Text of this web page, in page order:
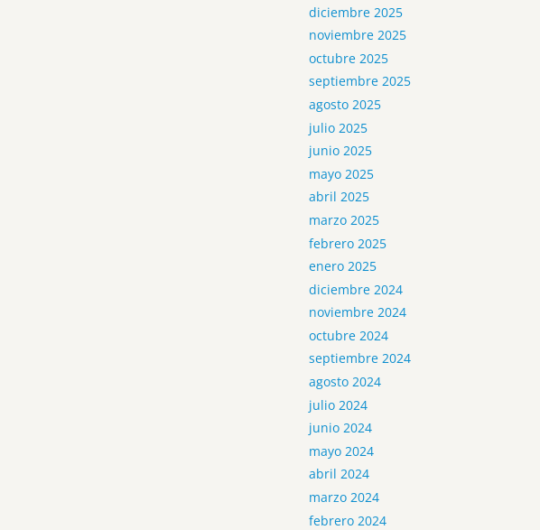
diciembre 2025
noviembre 2025
octubre 2025
septiembre 2025
agosto 2025
julio 2025
junio 2025
mayo 2025
abril 2025
marzo 2025
febrero 2025
enero 2025
diciembre 2024
noviembre 2024
octubre 2024
septiembre 2024
agosto 2024
julio 2024
junio 2024
mayo 2024
abril 2024
marzo 2024
febrero 2024